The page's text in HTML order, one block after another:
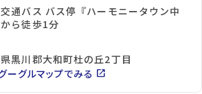
始めたら
通バス バス停『ハーモニータウン中
ら徒歩1分
黒川郡大和町杜の丘2丁目
ーグルマップでみる open_in_new